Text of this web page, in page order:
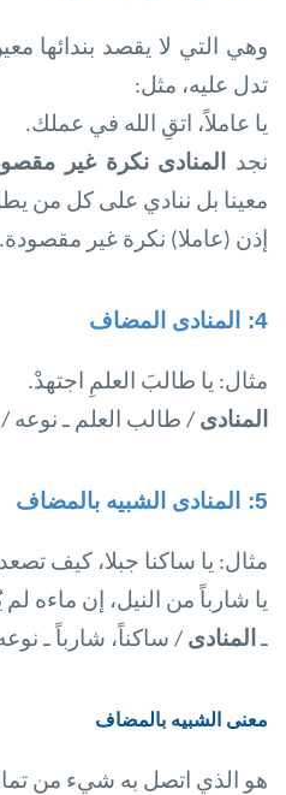
وهي التي لا يقصد بندائها
تدل عليه، مثل:
يا عاملاً، اتقِ الله في عملك.
نجد المنادى نكرة غير
معينا بل ننادي على كل من
إذن (عاملا) نكرة غير مقصودة.
4: المنادى المضاف
مثال: يا طالبَ العلمِ اجتهدْ.
المنادى / طالب العلم ـ
5: المنادى الشبيه بالمضاف
مثال: يا ساكنا جبلا، كيف
يا شارباً من النيل، إن ماءه
ـالمنادى / ساكناً، شارباً ـ
معنى الشبيه بالمضاف
هو الذي اتصل به شيء من